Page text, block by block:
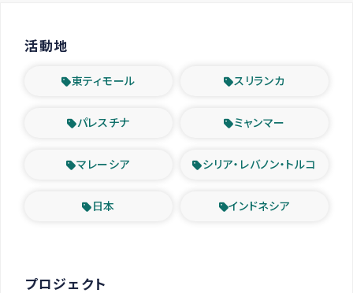
活動地
東ティモール スリランカ
パレスチナ ミャンマー
マレーシア シリア・レバノン・トルコ
日本 インドネシア
プロジェクト